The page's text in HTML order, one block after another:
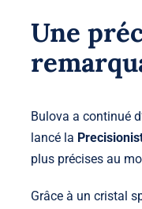
Une
Bulova a continué
lancé la
plus précises au
Grâce à un cristal